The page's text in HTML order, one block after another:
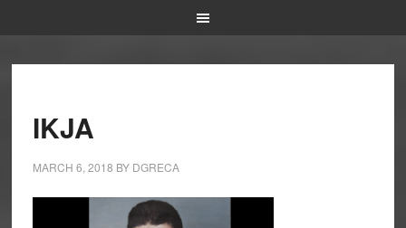
IKJA
MARCH 6, 2018 BY DGRECA